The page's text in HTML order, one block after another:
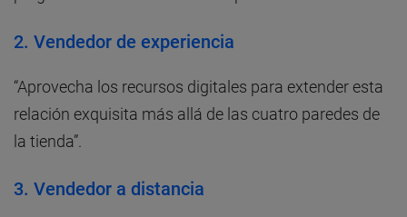
2. Vendedor de experiencia
“Aprovecha los recursos digitales para extender esta
relación exquisita más allá de las cuatro paredes de
la tienda”.
3. Vendedor a distancia